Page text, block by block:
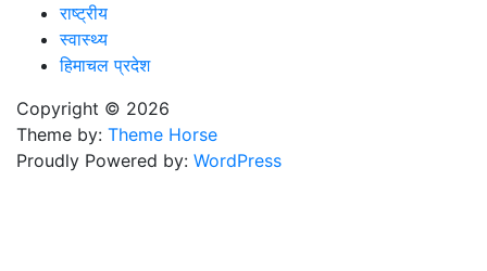
राष्ट्रीय
स्वास्थ्य
हिमाचल प्रदेश
Copyright © 2026
Theme by: Theme Horse
Proudly Powered by: WordPress